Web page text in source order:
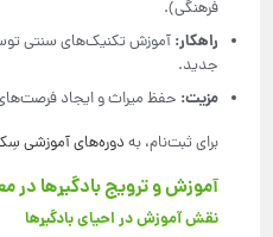
فرهنگی).
راهکار: آموزش تکنیک‌های سنتی
جدید.
مزیت: حفظ میراث و ایجاد
برای ثبت‌نام، به دوره‌های آموزشی
آموزش و ترویج بادگیرها در
نقش آموزش در احیای بادگیرها